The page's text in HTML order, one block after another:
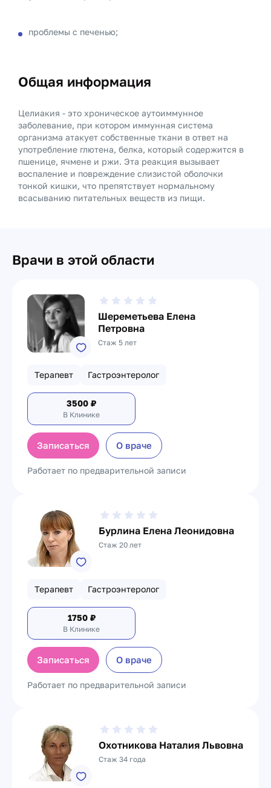
проблемы с печенью;
Общая информация
Целиакия - это хроническое аутоиммунное
заболевание, при котором иммунная система
организма атакует собственные ткани в ответ на
употребление глютена, белка, который содержится в
пшенице, ячмене и ржи. Эта реакция вызывает
воспаление и повреждение слизистой оболочки
тонкой кишки, что препятствует нормальному
всасыванию питательных веществ из пищи.
Врачи в этой области
Шереметьева Елена
Петровна
Стаж 5 лет
Терапевт Гастроэнтеролог
3500 ₽
В Клинике
Записаться О враче
Работает по предварительной записи
Бурлина Елена Леонидовна
Стаж 20 лет
Терапевт Гастроэнтеролог
1750₽
В Клинике
Записаться О враче
Работает по предварительной записи
Охотникова Наталия Львовна
Стаж 34 года